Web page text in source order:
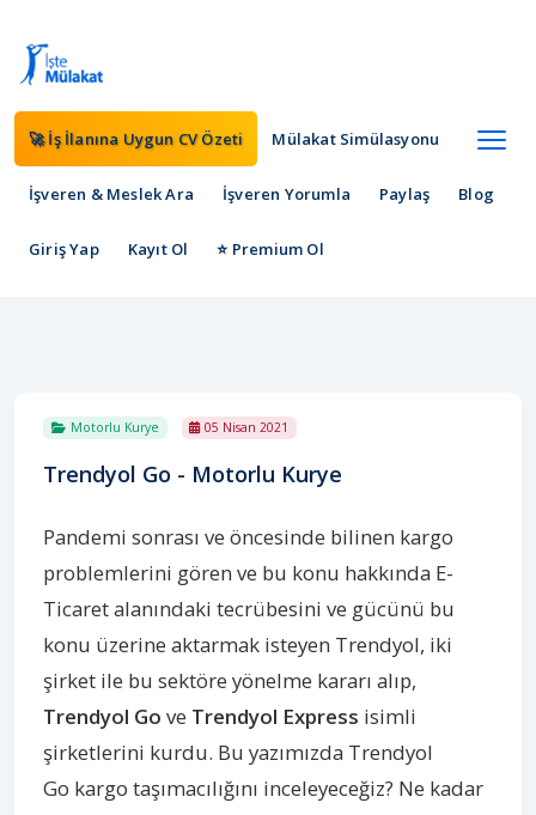
🚀 İş İlanına Uygun CV Özeti Mülakat Simülasyonu
İşveren & Meslek Ara İşveren Yorumla Paylaş Blog
Giriş Yap Kayıt Ol ⭐ Premium Ol
Motorlu Kurye 05 Nisan 2021
Trendyol Go - Motorlu Kurye
Pandemi sonrası ve öncesinde bilinen kargo
problemlerini gören ve bu konu hakkında E-
Ticaret alanındaki tecrübesini ve gücünü bu
konu üzerine aktarmak isteyen Trendyol, iki
şirket ile bu sektöre yönelme kararı alıp,
Trendyol Go ve Trendyol Express isimli
şirketlerini kurdu. Bu yazımızda Trendyol
Go kargo taşımacılığını inceleyeceğiz? Ne kadar